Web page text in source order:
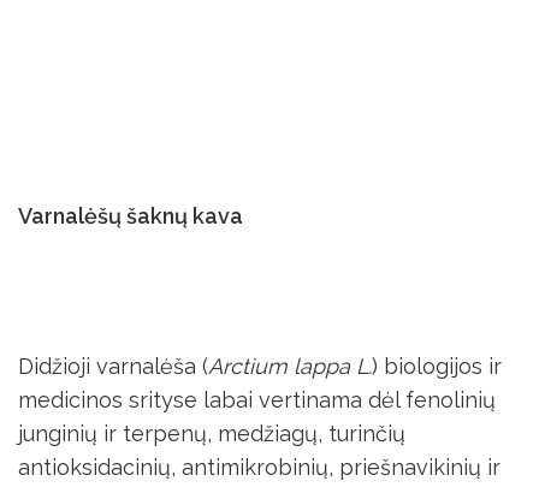
Varnalėšų šaknų kava
Didžioji varnalėša (Arctium lappa L.) biologijos ir
medicinos srityse labai vertinama dėl fenolinių
junginių ir terpenų, medžiagų, turinčių
antioksidacinių, antimikrobinių, priešnavikinių ir